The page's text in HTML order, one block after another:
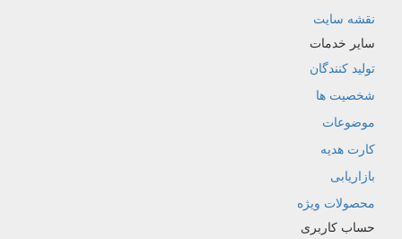
نقشه سایت
سایر خدمات
تولید کنندگان
شخصیت ها
موضوعات
کارت هدیه
بازاریابی
محصولات ویژه
حساب کاربری